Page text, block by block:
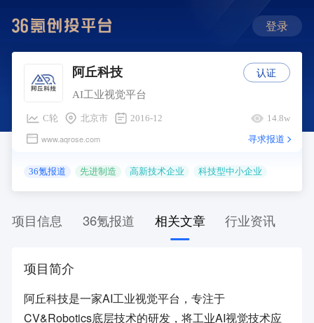
登录
阿丘科技
AI工业视觉平台
C轮 北京市 2016-12 14.8w
www.aqrose.com 寻求报道
36氪报道 先进制造 高新技术企业 科技型中小企业
认证
项目信息 36氪报道 相关文章 行业资讯
项目简介
阿丘科技是一家AI工业视觉平台，专注于
CV&Robotics底层技术的研发，将工业AI视觉技术应